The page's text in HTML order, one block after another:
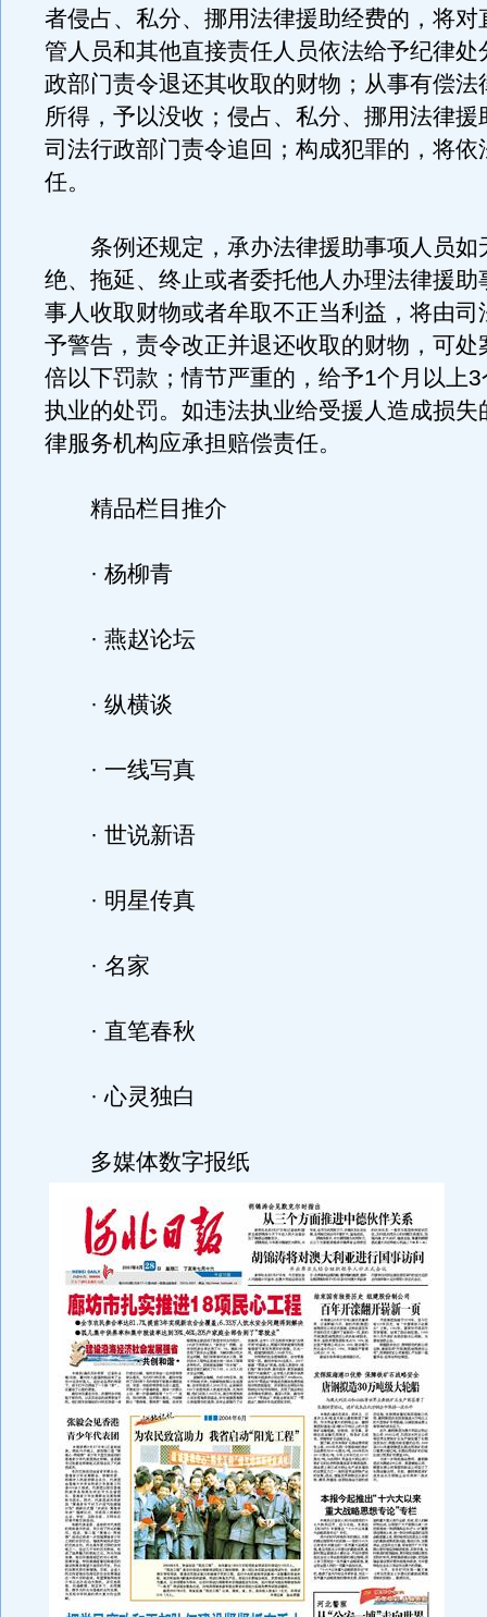
者侵占、私分、挪用法律援助经费的，将对
管人员和其他直接责任人员依法给予纪律处
政部门责令退还其收取的财物；从事有偿法
所得，予以没收；侵占、私分、挪用法律援
司法行政部门责令追回；构成犯罪的，将依
任。
条例还规定，承办法律援助事项人员如
绝、拖延、终止或者委托他人办理法律援助
事人收取财物或者牟取不正当利益，将由司
予警告，责令改正并退还收取的财物，可处
倍以下罚款；情节严重的，给予1个月以上
执业的处罚。如违法执业给受援人造成损失
律服务机构应承担赔偿责任。
精品栏目推介
· 杨柳青
· 燕赵论坛
· 纵横谈
· 一线写真
· 世说新语
· 明星传真
· 名家
· 直笔春秋
· 心灵独白
多媒体数字报纸